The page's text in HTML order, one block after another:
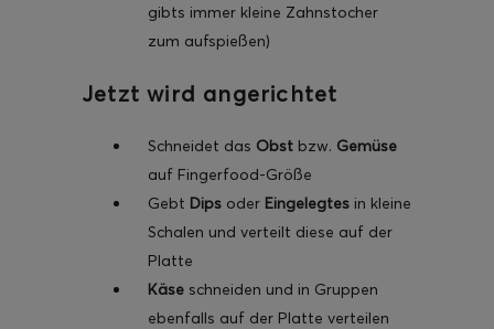
gibts immer kleine Zahnstocher
zum aufspießen)
Jetzt wird angerichtet
Schneidet das Obst bzw. Gemüse
auf Fingerfood-Größe
Gebt Dips oder Eingelegtes in kleine
Schalen und verteilt diese auf der
Platte
Käse schneiden und in Gruppen
ebenfalls auf der Platte verteilen